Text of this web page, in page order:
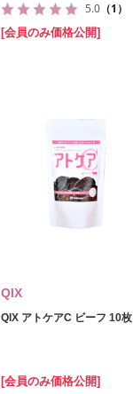
5.0 （1）
[会員のみ価格公開]
QIX
QIX アトケアC ビーフ 10枚
[会員のみ価格公開]